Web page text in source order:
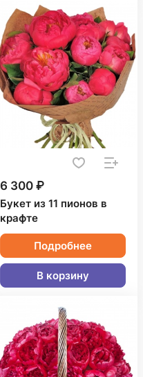
6 300 ₽
Букет из 11 пионов в
крафте
Подробнее
В корзину